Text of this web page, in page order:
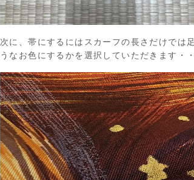
次に、帯にするにはスカーフの長さだけでは
うなお色にするかを選択していただきます・